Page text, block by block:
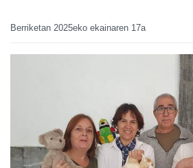
Berriketan 2025eko ekainaren 17a